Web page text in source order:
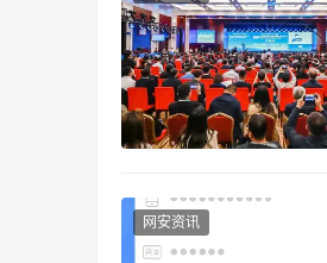
网安资讯